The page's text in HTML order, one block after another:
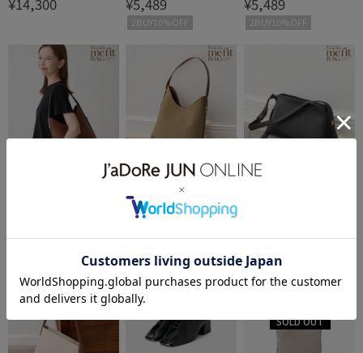
バッグ
ットバッグ
2BUY10%OFF
ットバッグ
2BUY10%OFF
ROPÉ PICNIC PASSAGE
me fit BAG ミドルプラ
ス・ワンショルダーフィ
¥5,489